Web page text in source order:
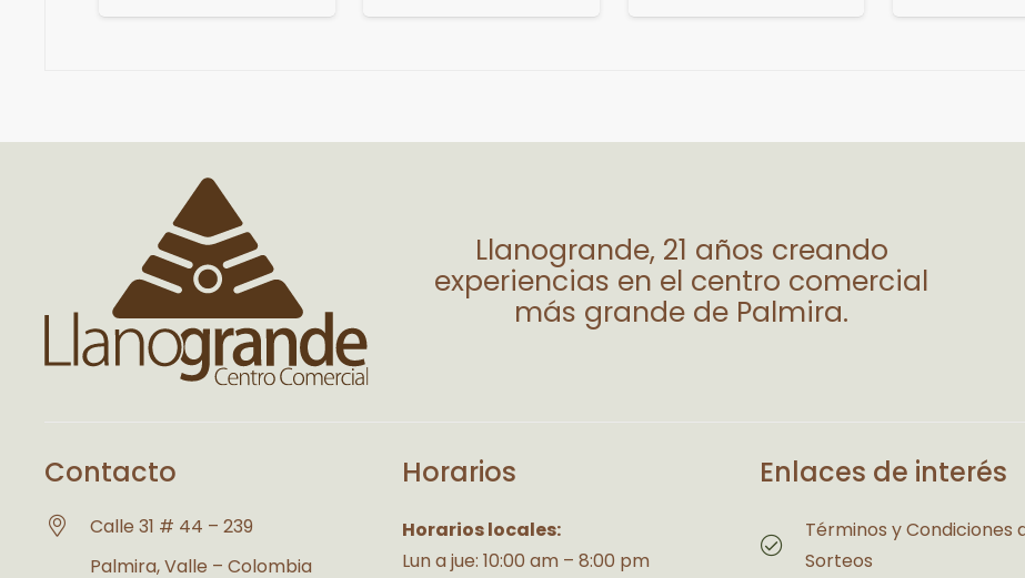
Llanogrande, 21 años creando
experiencias en el centro comercial
más grande de Palmira.
Contacto
Calle 31 # 44 – 239
Palmira, Valle – Colombia
Horarios
Horarios locales:
Lun a jue: 10:00 am – 8:00 pm
Enlaces de interés
Términos y Condiciones
Sorteos